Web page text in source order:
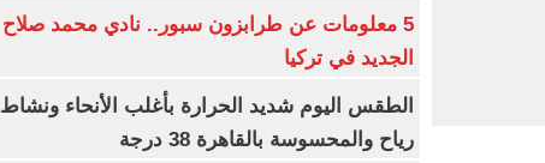
5 معلومات عن طرابزون سبور.. نادي محمد صلاح
الجديد في تركيا
الطقس اليوم شديد الحرارة بأغلب الأنحاء ونشاط
رياح والمحسوسة بالقاهرة 38 درجة